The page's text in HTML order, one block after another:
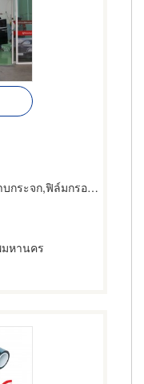
รองแสง,ฟิล์มกรองแสงรถยนต์
มหานคร